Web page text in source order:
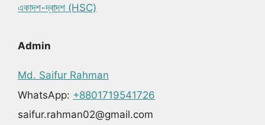
একাদশ-দ্বাদশ (HSC)
Admin
Md. Saifur Rahman
WhatsApp: +8801719541726
saifur.rahman02@gmail.com